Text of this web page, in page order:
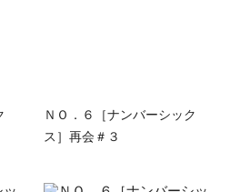
ＮＯ．６［ナンバーシック
ス］再会＃３